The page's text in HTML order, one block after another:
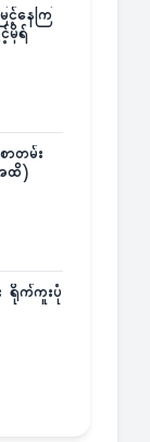
င့်နေကြ
မိုရ်
တမ်း
အထိ)
ရိုက်ကူးပုံ